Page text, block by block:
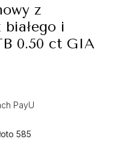
z
i
0.50 ct GIA
PayU
585